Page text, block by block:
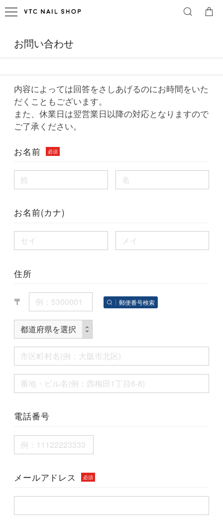
お問い合わせ
内容によっては回答をさしあげるのにお時間をいた
だくこともございます。
また、休業日は翌営業日以降の対応となりますので
ご了承ください。
お名前 必須
お名前(カナ)
住所
〒 郵便番号検索
電話番号
メールアドレス 必須